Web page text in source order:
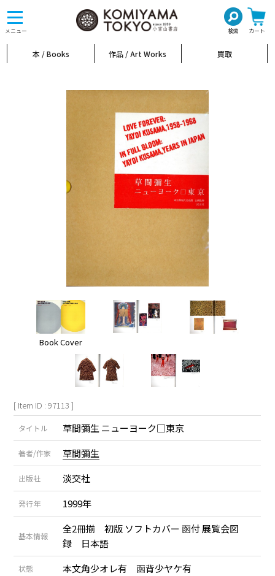
メニュー 検索 カート
toggle
navigation
本 / Books 作品 / Art Works 買取
Book Cover
[ Item ID : 97113 ]
タイトル 草間彌生 ニューヨーク□東京
著者/作家 草間彌生
出版社 淡交社
発行年 1999年
基本情報
全2冊揃 初版 ソフトカバー 函付 展覧会図
録 日本語
状態 本文角少オレ有 函背少ヤケ有